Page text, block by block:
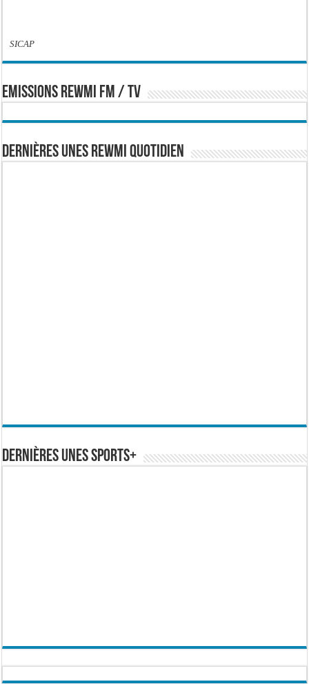
SICAP
EMISSIONS REWMI FM / TV
Dernières Unes Rewmi Quotidien
Dernières Unes Sports+